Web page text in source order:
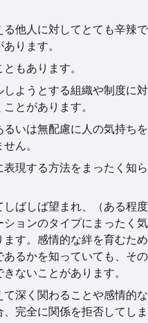
る他人に対してとても辛辣
ります。
もあります。
しようとする組織や制度に
とがあります。
るいは無配慮に人の気持ち
ん。
表現する方法をまったく知
しばしば望まれ、（ある程
ションのタイプにまったく
ます。感情的な絆を育むた
あるかを知っていても、そ
ないことがあります。
て深く関わることや感情的
、完全に関係を拒否してし